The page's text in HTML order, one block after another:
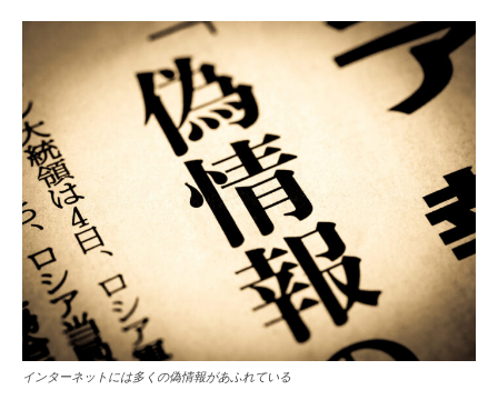
インターネットには多くの偽情報があふれている